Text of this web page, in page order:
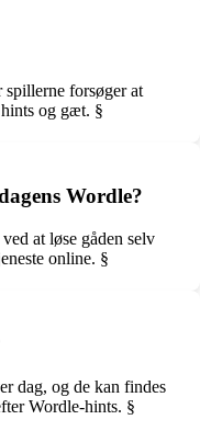
forsøger at
og gæt. §
Wordle?
at løse gåden selv
online. §
dag, og de kan findes
Wordle-hints. §